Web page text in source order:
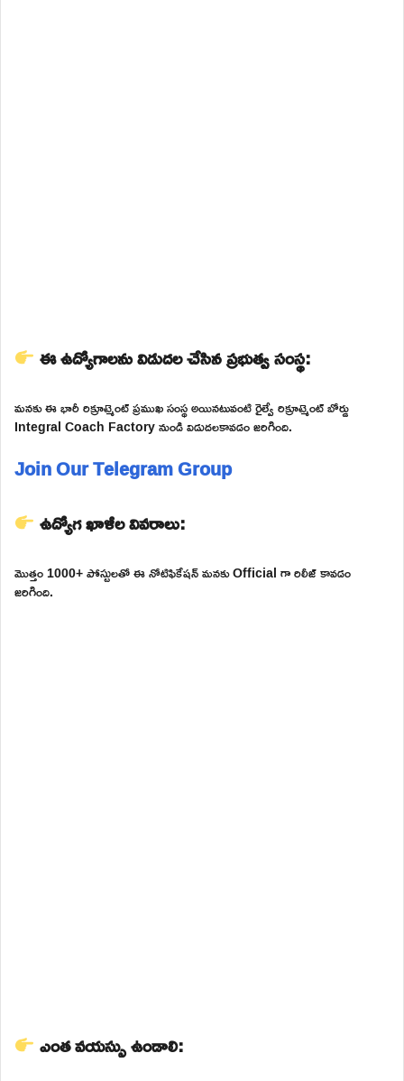
ఈ ఉద్యోగాలను విడుదల చేసిన ప్రభుత్వ సంస్థ:
మనకు ఈ భారీ రిక్రూట్మెంట్ ప్రముఖ సంస్థ అయినటువంటి రైల్వే రిక్రూట్మెంట్ బోర్డు
Integral Coach Factory నుండి విడుదలకావడం జరిగింది.
Join Our Telegram Group
ఉద్యోగ ఖాళీల వివరాలు:
మొత్తం 1000+ పోస్టులతో ఈ నోటిఫికేషన్ మనకు Official గా రిలీజ్ కావడం
జరిగింది.
ఎంత వయస్సు ఉండాలి: